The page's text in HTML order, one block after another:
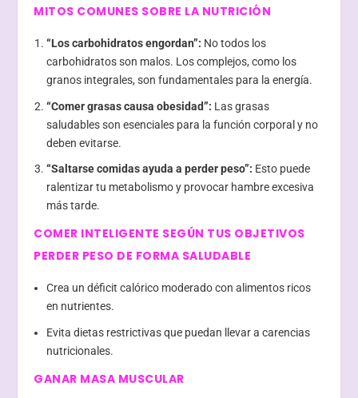
MITOS COMUNES SOBRE LA NUTRICIÓN
“Los carbohidratos engordan”: No todos los
carbohidratos son malos. Los complejos, como los
granos integrales, son fundamentales para la energía.
“Comer grasas causa obesidad”: Las grasas
saludables son esenciales para la función corporal y no
deben evitarse.
“Saltarse comidas ayuda a perder peso”: Esto puede
ralentizar tu metabolismo y provocar hambre excesiva
más tarde.
COMER INTELIGENTE SEGÚN TUS OBJETIVOS
PERDER PESO DE FORMA SALUDABLE
Crea un déficit calórico moderado con alimentos ricos
en nutrientes.
Evita dietas restrictivas que puedan llevar a carencias
nutricionales.
GANAR MASA MUSCULAR